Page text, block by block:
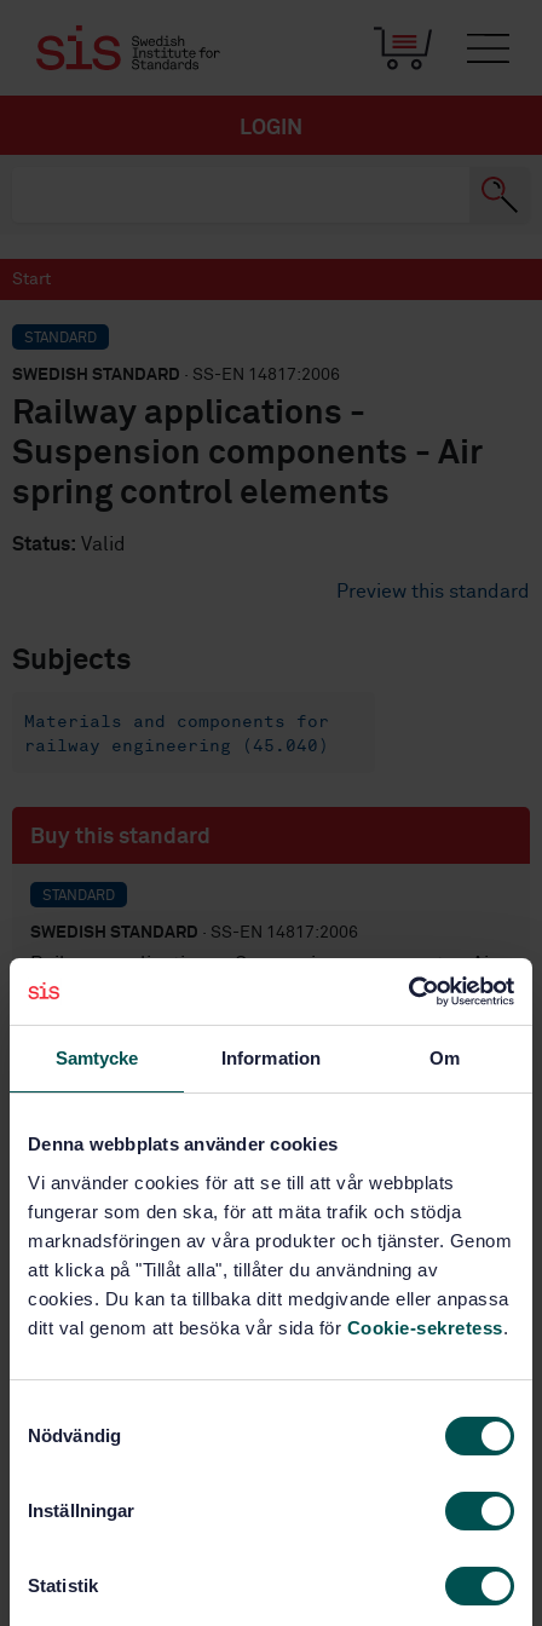
Samtycke Information Om
Denna webbplats använder cookies
Vi använder cookies för att se till att vår webbplats
fungerar som den ska, för att mäta trafik och stödja
marknadsföringen av våra produkter och tjänster. Genom
att klicka på "Tillåt alla", tillåter du användning av
cookies. Du kan ta tillbaka ditt medgivande eller anpassa
ditt val genom att besöka vår sida för Cookie-sekretess.
Nödvändig
Inställningar
Statistik
LOGIN
Start
STANDARD
SWEDISH STANDARD · SS-EN 14817:2006
Railway applications -
Suspension components - Air
spring control elements
Status: Valid
Preview this standard
Subjects
Materials and components for
railway engineering (45.040)
Buy this standard
STANDARD
SWEDISH STANDARD · SS-EN 14817:2006
Railway applications - Suspension components - Air
spring control elements
Price:1 250 SEK
Show more
Product information
International title:
Edition:1
No of pages: